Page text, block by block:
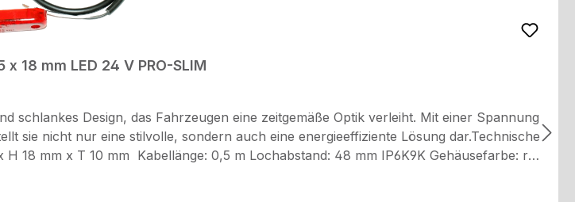
18 mm LED 24 V PRO-SLIM
schlankes Design, das Fahrzeugen eine zeitgemäße Optik verleiht. Mit einer Spannung
sie nicht nur eine stilvolle, sondern auch eine energieeffiziente Lösung dar.Technische